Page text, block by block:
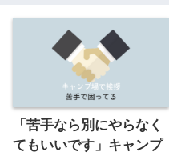
「苦手なら別にやらなく
てもいいです」キャンプ